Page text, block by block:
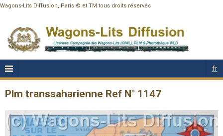
Wagons-Lits Diffusion, Paris © et TM tous droits réservés
fr
Plm transsaharienne Ref N° 1147